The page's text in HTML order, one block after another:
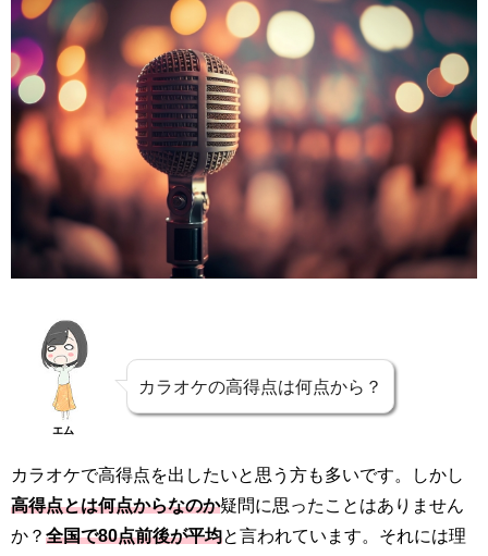
エム
カラオケの高得点は何点から？
カラオケで高得点を出したいと思う方も多いです。しかし
高得点とは何点からなのか疑問に思ったことはありません
か？ 全国で80点前後が平均と言われています。それには理